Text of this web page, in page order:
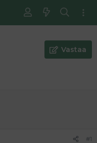
Vastaa
#1